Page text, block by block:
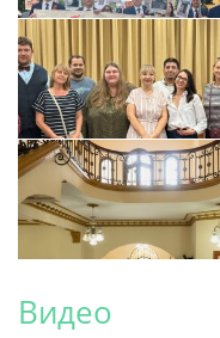
Видео